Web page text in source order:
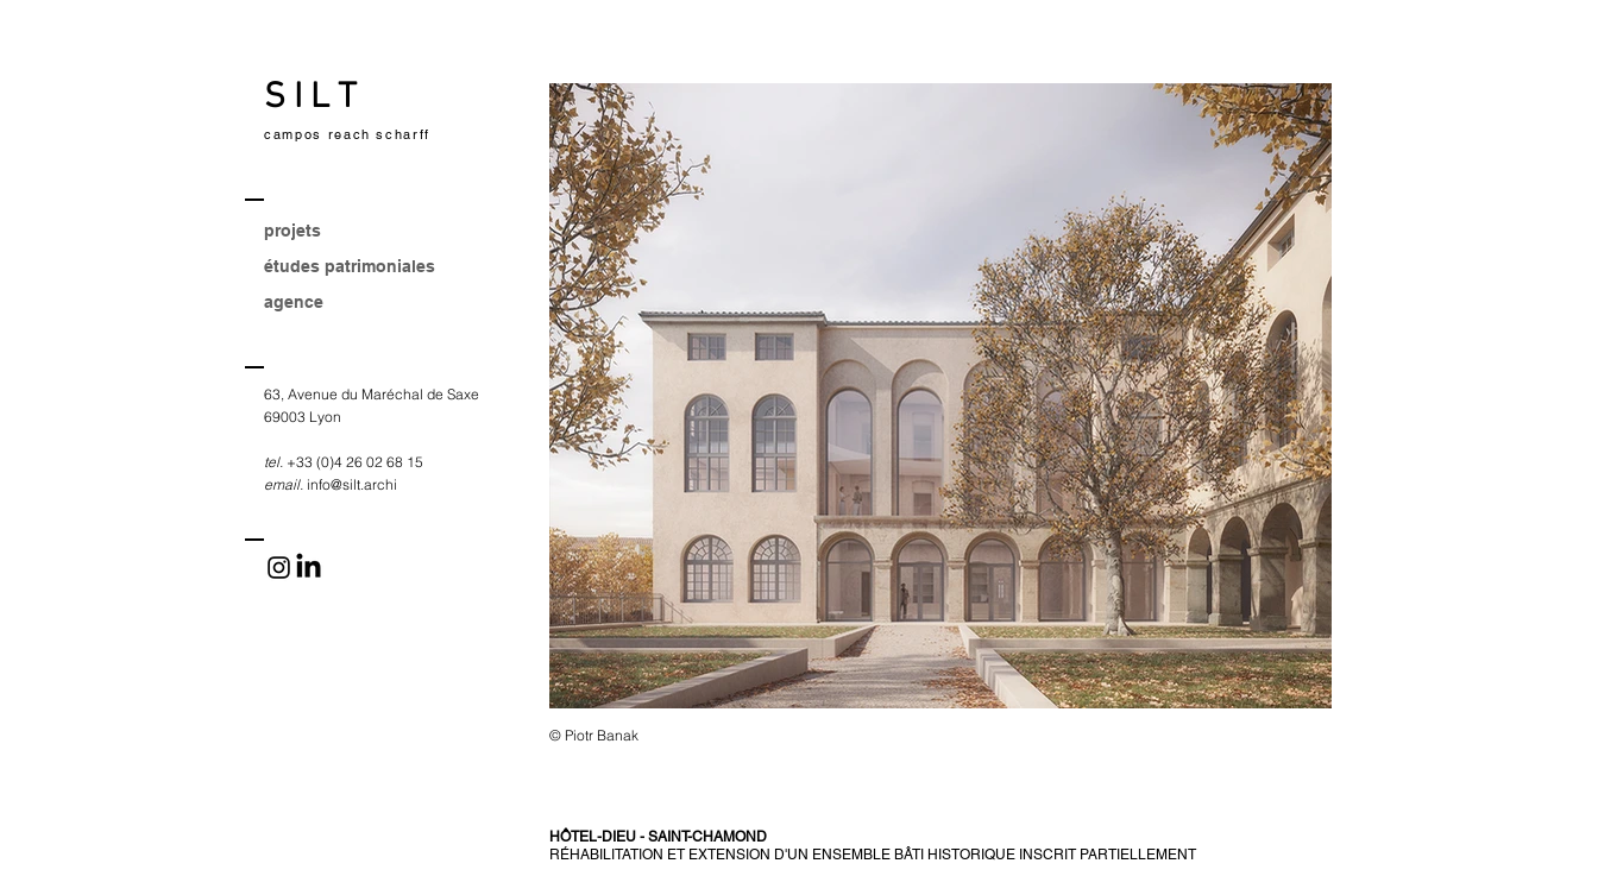
© Piotr Banak
HÔTEL-DIEU - SAINT-CHAMOND
RÉHABILITATION ET EXTENSION D'UN ENSEMBLE BÂTI HISTORIQUE INSCRIT PARTIELLEMENT
campos reach scharff
S I L T
projets
études patrimoniales
agence
63, Avenue du Maréchal de Saxe
69003 Lyon
tel. +33 (0)4 26 02 68 15
email. info@silt.archi